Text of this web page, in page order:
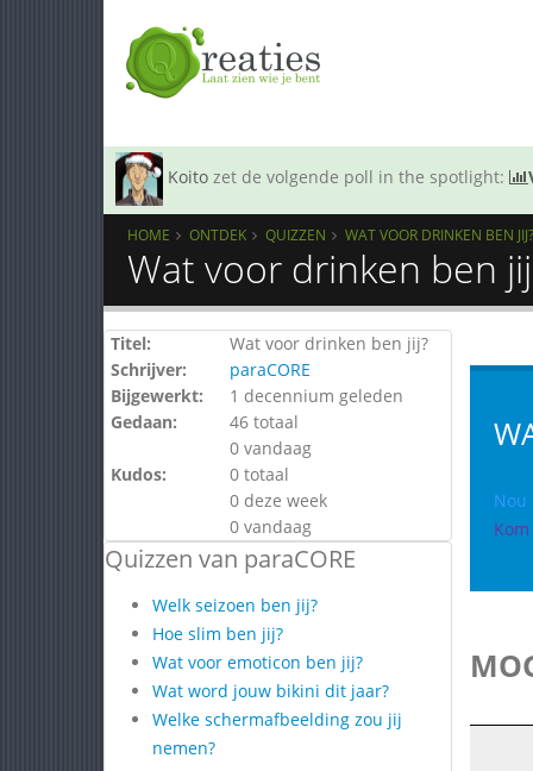
Koito zet de volgende poll in the spotlight:
HOME ONTDEK QUIZZEN WAT VOOR DRINKEN BEN JIJ?
Wat voor drinken ben
Titel:
Wat voor drinken ben jij?
Schrijver:
paraCORE
Bijgewerkt:
1 decennium geleden
Gedaan:
46 totaal
0 vandaag
Kudos:
0 totaal
0 deze week
0 vandaag
Quizzen van paraCORE
Welk seizoen ben jij?
Hoe slim ben jij?
Wat voor emoticon ben jij?
Wat word jouw bikini dit jaar?
Welke schermafbeelding zou jij
nemen?
Nou